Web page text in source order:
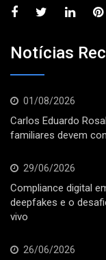
Notícias
01/08/2026
Carlos Eduardo
familiares devem
29/06/2026
Compliance digital
deepfakes e o
vivo
26/06/2026